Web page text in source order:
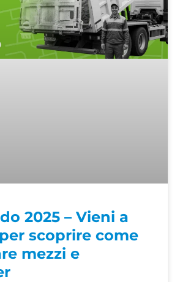
2025 – Vieni a
scoprire come
mezzi e